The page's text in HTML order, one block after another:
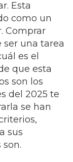
Esta
como un
Comprar
ser una tarea
es el
que esta
son los
del 2025 te
se han
sus